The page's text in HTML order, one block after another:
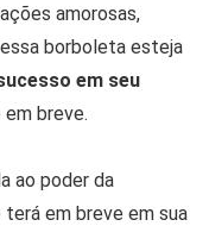
amorosas,
essa borboleta esteja
em seu
breve.
ao poder da
em breve em sua